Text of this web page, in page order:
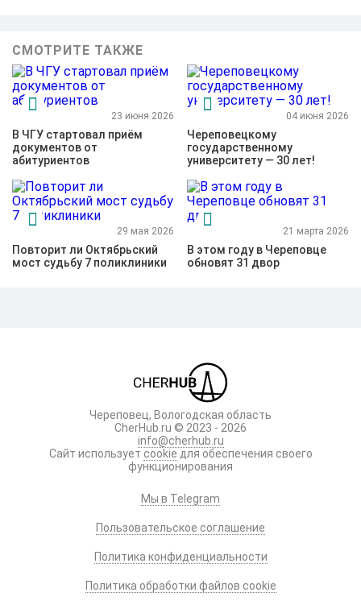
СМОТРИТЕ ТАКЖЕ
23 июня 2026
В ЧГУ стартовал приём
документов от
абитуриентов
04 июня 2026
Череповецкому
государственному
университету — 30 лет!
29 мая 2026
Повторит ли Октябрьский
мост судьбу 7 поликлиники
21 марта 2026
В этом году в Череповце
обновят 31 двор
Череповец, Вологодская область
CherHub.ru © 2023 - 2026
info@cherhub.ru
Сайт использует cookie для обеспечения своего
функционирования
Мы в Telegram
Пользовательское соглашение
Политика конфиденциальности
Политика обработки файлов cookie